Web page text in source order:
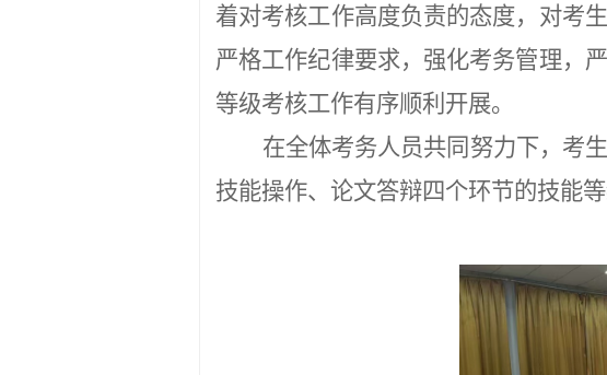
着对考核工作高度负责的态度，对考
严格工作纪律要求，强化考务管理，
等级考核工作有序顺利开展。
在全体考务人员共同努力下，考
技能操作、论文答辩四个环节的技能等